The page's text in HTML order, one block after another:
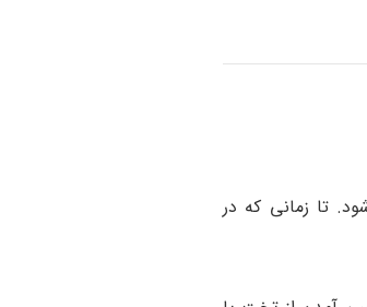
تا زمانی که در